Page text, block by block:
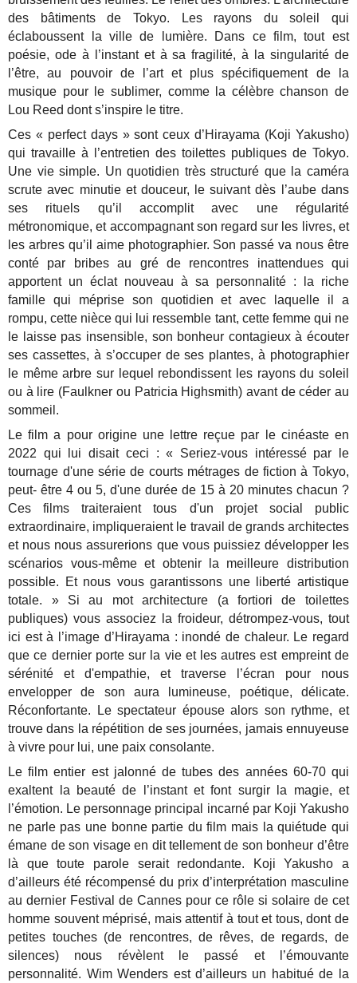
des bâtiments de Tokyo. Les rayons du soleil qui
éclaboussent la ville de lumière. Dans ce film, tout est
poésie, ode à l’instant et à sa fragilité, à la singularité de
l’être, au pouvoir de l’art et plus spécifiquement de la
musique pour le sublimer, comme la célèbre chanson de
Lou Reed dont s’inspire le titre.
Ces « perfect days » sont ceux d’Hirayama (Koji Yakusho)
qui travaille à l’entretien des toilettes publiques de Tokyo.
Une vie simple. Un quotidien très structuré que la caméra
scrute avec minutie et douceur, le suivant dès l’aube dans
ses rituels qu’il accomplit avec une régularité
métronomique, et accompagnant son regard sur les livres, et
les arbres qu’il aime photographier. Son passé va nous être
conté par bribes au gré de rencontres inattendues qui
apportent un éclat nouveau à sa personnalité : la riche
famille qui méprise son quotidien et avec laquelle il a
rompu, cette nièce qui lui ressemble tant, cette femme qui ne
le laisse pas insensible, son bonheur contagieux à écouter
ses cassettes, à s’occuper de ses plantes, à photographier
le même arbre sur lequel rebondissent les rayons du soleil
ou à lire (Faulkner ou Patricia Highsmith) avant de céder au
sommeil.
Le film a pour origine une lettre reçue par le cinéaste en
2022 qui lui disait ceci : « Seriez-vous intéressé par le
tournage d'une série de courts métrages de fiction à Tokyo,
peut- être 4 ou 5, d'une durée de 15 à 20 minutes chacun ?
Ces films traiteraient tous d'un projet social public
extraordinaire, impliqueraient le travail de grands architectes
et nous nous assurerions que vous puissiez développer les
scénarios vous-même et obtenir la meilleure distribution
possible. Et nous vous garantissons une liberté artistique
totale. » Si au mot architecture (a fortiori de toilettes
publiques) vous associez la froideur, détrompez-vous, tout
ici est à l’image d’Hirayama : inondé de chaleur. Le regard
que ce dernier porte sur la vie et les autres est empreint de
sérénité et d'empathie, et traverse l’écran pour nous
envelopper de son aura lumineuse, poétique, délicate.
Réconfortante. Le spectateur épouse alors son rythme, et
trouve dans la répétition de ses journées, jamais ennuyeuse
à vivre pour lui, une paix consolante.
Le film entier est jalonné de tubes des années 60-70 qui
exaltent la beauté de l’instant et font surgir la magie, et
l’émotion. Le personnage principal incarné par Koji Yakusho
ne parle pas une bonne partie du film mais la quiétude qui
émane de son visage en dit tellement de son bonheur d’être
là que toute parole serait redondante. Koji Yakusho a
d’ailleurs été récompensé du prix d’interprétation masculine
au dernier Festival de Cannes pour ce rôle si solaire de cet
homme souvent méprisé, mais attentif à tout et tous, dont de
petites touches (de rencontres, de rêves, de regards, de
silences) nous révèlent le passé et l’émouvante
personnalité. Wim Wenders est d’ailleurs un habitué de la